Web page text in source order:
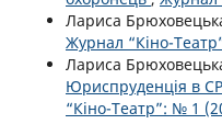
Лариса
Журнал “Кіно-
Лариса
Юриспруденція в
“Кіно-Театр”: № 1